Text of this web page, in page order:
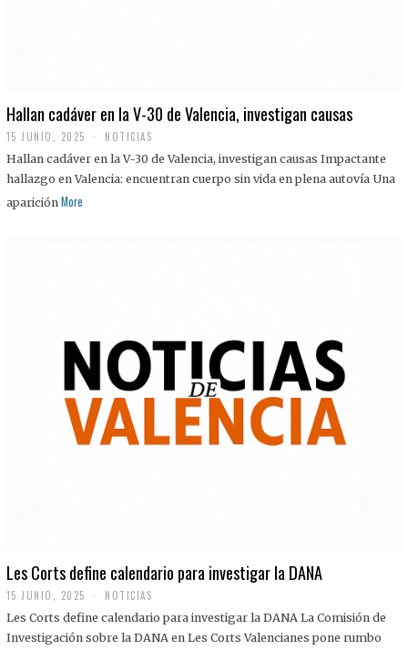
Hallan cadáver en la V-30 de Valencia, investigan causas
15 JUNIO, 2025 NOTICIAS
Hallan cadáver en la V-30 de Valencia, investigan causas Impactante
hallazgo en Valencia: encuentran cuerpo sin vida en plena autovía Una
aparición More
Les Corts define calendario para investigar la DANA
15 JUNIO, 2025 NOTICIAS
Les Corts define calendario para investigar la DANA La Comisión de
Investigación sobre la DANA en Les Corts Valencianes pone rumbo